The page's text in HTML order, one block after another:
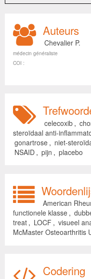
Auteurs
Chevalier P.
médecin généraliste
COI :
celecoxib ,
steroïdaal anti-
gonartrose , niet-
NSAID , pijn , placebo
American
functionele klasse ,
treat , LOCF , visueel
McMaster Osteoarthritis
Codering